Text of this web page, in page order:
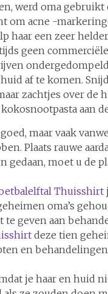
werd oma
om acne -
haar een zeer
geen
af te komen.
zachtjes over de
aan
maar vaak
Plaats rauwe
moet u de
Thuisshirt
oma’s
geven aan
deze tien
en
je haar en huid